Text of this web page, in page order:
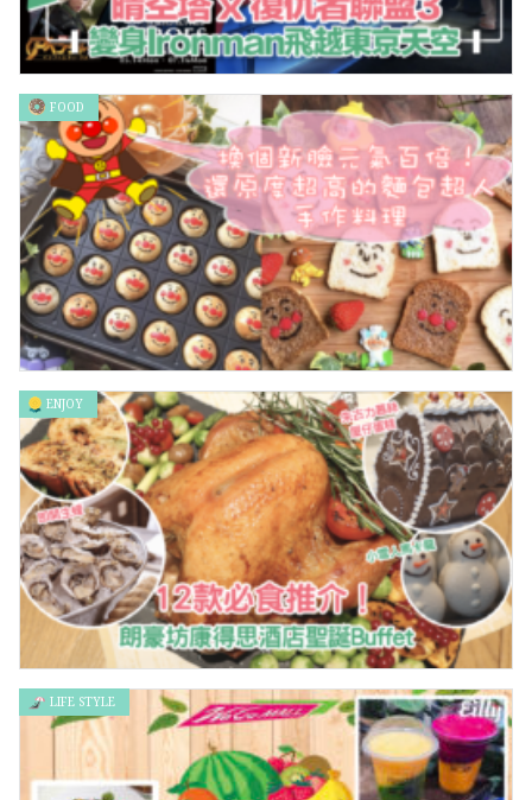
晴空塔 x 復仇者聯盟3，變身Ironman飛越東京天空！！
換個新臉元氣百倍！還原度超高的麵包超人手作料理
FOOD
朗豪坊康得思酒店聖誕Buffet 12款必食推介！
ENJOY
LIFE STYLE